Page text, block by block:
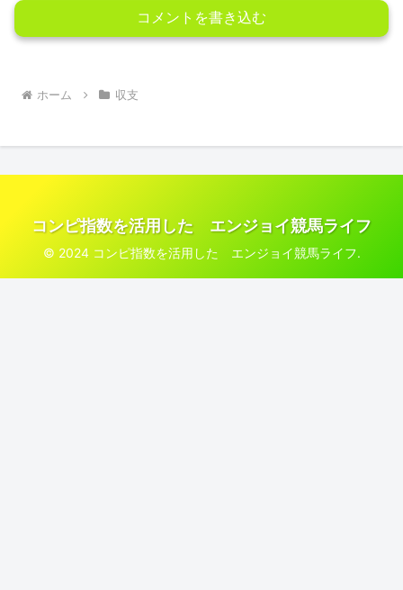
コメントを書き込む
ホーム 収支
コンピ指数を活用した エンジョイ競馬ライフ
© 2024 コンピ指数を活用した エンジョイ競馬ライフ.